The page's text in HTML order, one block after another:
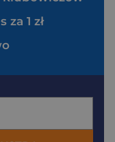
za 1 zł